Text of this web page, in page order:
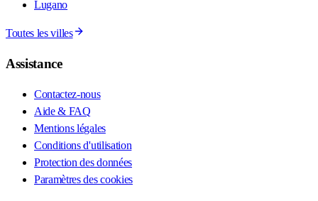
Lugano
Toutes les villes
Assistance
Contactez-nous
Aide & FAQ
Mentions légales
Conditions d'utilisation
Protection des données
Paramètres des cookies